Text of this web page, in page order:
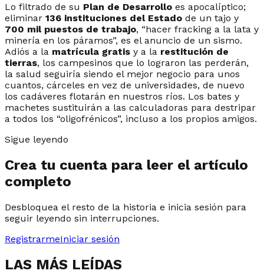
Lo filtrado de su Plan de Desarrollo es apocalíptico;
eliminar 136 instituciones del Estado de un tajo y
700 mil puestos de trabajo, “hacer fracking a la lata y
minería en los páramos”, es el anuncio de un sismo.
Adiós a la matrícula gratis y a la restitución de
tierras, los campesinos que lo lograron las perderán,
la salud seguiría siendo el mejor negocio para unos
cuantos, cárceles en vez de universidades, de nuevo
los cadáveres flotarán en nuestros ríos. Los bates y
machetes sustituirán a las calculadoras para destripar
a todos los “oligofrénicos”, incluso a los propios amigos.
Sigue leyendo
Crea tu cuenta para leer el artículo
completo
Desbloquea el resto de la historia e inicia sesión para
seguir leyendo sin interrupciones.
RegistrarmeIniciar sesión
LAS MÁS LEÍDAS